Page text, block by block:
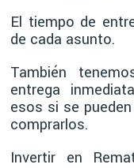
El tiempo de
de cada asunto.
También
entrega
esos si se
comprarlos.
Invertir en